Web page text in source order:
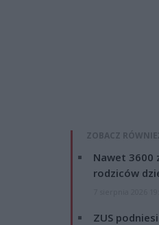
ZOBACZ
Nawet 3600
rodziców
ZUS